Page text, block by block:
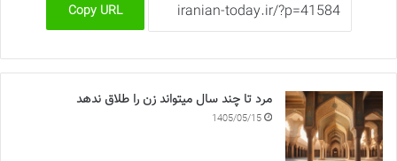
Copy URL
مرد تا چند سال میتواند زن را طلاق ندهد
1405/05/15